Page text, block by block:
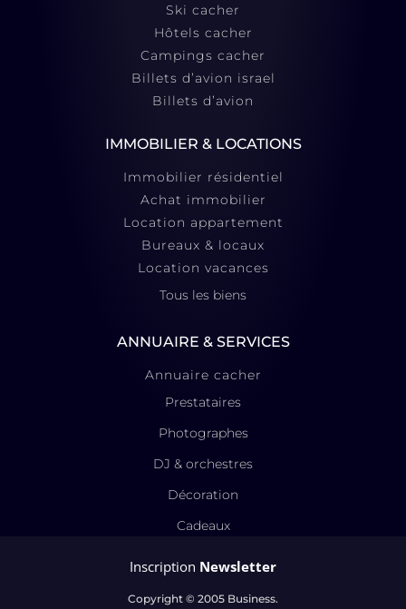
Ski cacher
Hôtels cacher
Campings cacher
Billets d’avion israel
Billets d’avion
IMMOBILIER & LOCATIONS
Immobilier résidentiel
Achat immobilier
Location appartement
Bureaux & locaux
Location vacances
Tous les biens
ANNUAIRE & SERVICES
Annuaire cacher
Prestataires
Photographes
DJ & orchestres
Décoration
Cadeaux
Inscription Newsletter
Copyright © 2005 Business.